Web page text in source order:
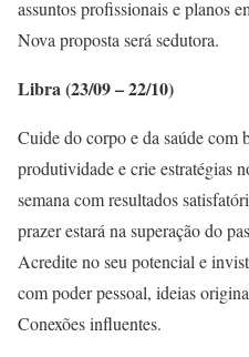
assuntos profissionais e planos
Nova proposta será sedutora.
Libra (23/09 – 22/10)
Cuide do corpo e da saúde com
produtividade e crie estratégias
semana com resultados
prazer estará na superação do
Acredite no seu potencial e
com poder pessoal, ideias
Conexões influentes.